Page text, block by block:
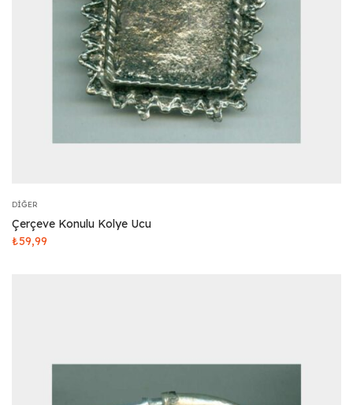
DIĞER
Çerçeve Konulu Kolye Ucu
₺59,99